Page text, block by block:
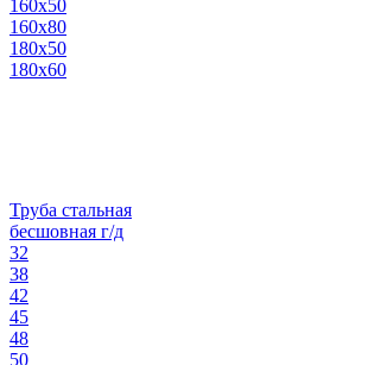
160х50
160х80
180х50
180х60
Труба стальная
бесшовная г/д
32
38
42
45
48
50